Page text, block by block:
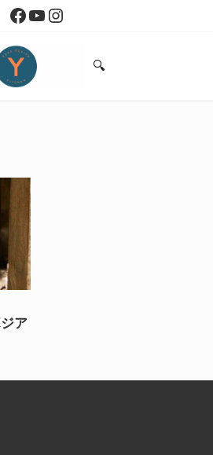
Facebook
YouTube
Instagram
Design Kitchen
Search...
🔍
ア